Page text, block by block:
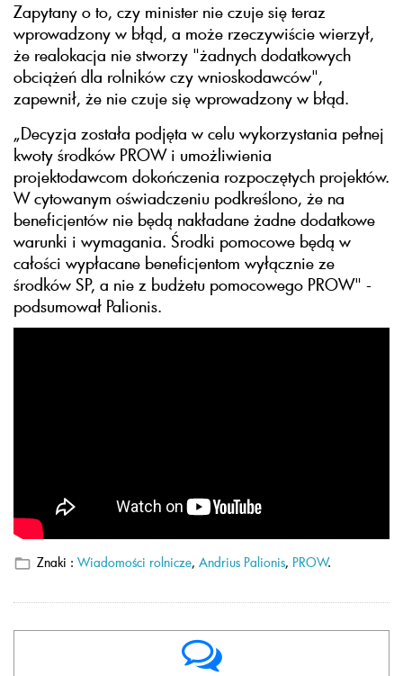
Zapytany o to, czy minister nie czuje się teraz
wprowadzony w błąd, a może rzeczywiście wierzył,
że realokacja nie stworzy "żadnych dodatkowych
obciążeń dla rolników czy wnioskodawców",
zapewnił, że nie czuje się wprowadzony w błąd.
„Decyzja została podjęta w celu wykorzystania pełnej
kwoty środków PROW i umożliwienia
projektodawcom dokończenia rozpoczętych projektów.
W cytowanym oświadczeniu podkreślono, że na
beneficjentów nie będą nakładane żadne dodatkowe
warunki i wymagania. Środki pomocowe będą w
całości wypłacane beneficjentom wyłącznie ze
środków SP, a nie z budżetu pomocowego PROW" -
podsumował Palionis.
Znaki : Wiadomości rolnicze, Andrius Palionis, PROW.